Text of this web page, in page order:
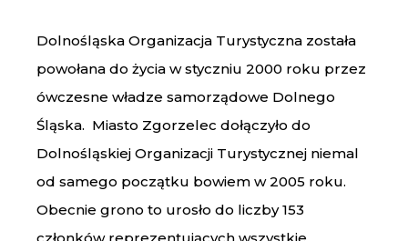
Dolnośląska Organizacja Turystyczna została
powołana do życia w styczniu 2000 roku przez
ówczesne władze samorządowe Dolnego
Śląska. Miasto Zgorzelec dołączyło do
Dolnośląskiej Organizacji Turystycznej niemal
od samego początku bowiem w 2005 roku.
Obecnie grono to urosło do liczby 153
członków reprezentujących wszystkie